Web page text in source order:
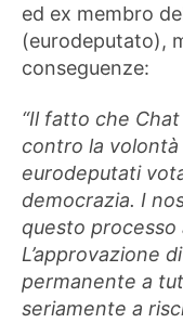
ed ex membro
(eurodeputato),
conseguenze:
“Il fatto che
contro la
eurodeputati
democrazia. I
questo
L’approvazione
permanente a
seriamente a